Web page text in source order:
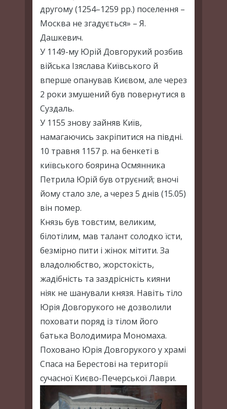
другому (1254–1259 pp.) поселення –
Москва не згадується» – Я.
Дашкевич.
У 1149-му Юрій Довгорукий розбив
війська Ізяслава Київського й
вперше опанував Києвом, але через
2 роки змушений був повернутися в
Суздаль.
У 1155 знову зайняв Київ,
намагаючись закріпитися на півдні.
10 травня 1157 р. на бенкеті в
київського боярина Осмянника
Петрила Юрій був отруєний; вночі
йому стало зле, а через 5 днів (15.05)
він помер.
Князь був товстим, великим,
білотілим, мав талант солодко їсти,
безмірно пити і жінок мітити. За
владолюбство, жорстокість,
жадібність та заздрісність кияни
ніяк не шанували князя. Навіть тіло
Юрія Довгорукого не дозволили
поховати поряд із тілом його
батька Володимира Мономаха.
Поховано Юрія Довгорукого у храмі
Спаса на Берестові на території
сучасної Києво-Печерської Лаври.